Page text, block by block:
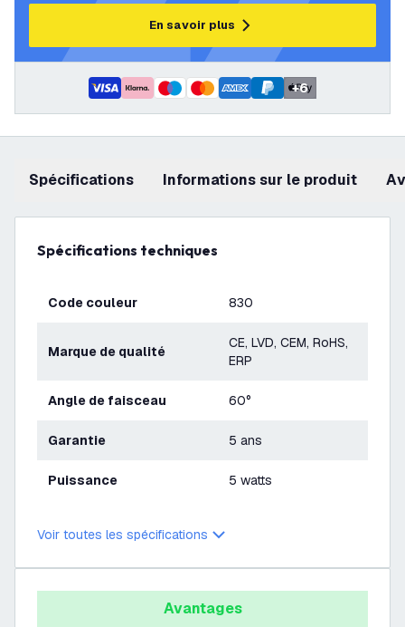
En savoir plus
+6
Spécifications Informations sur le produit
Spécifications techniques
Code couleur 830
Marque de qualité
CE, LVD, CEM, RoHS,
ERP
Angle de faisceau 60°
Garantie 5 ans
Puissance 5 watts
Voir toutes les spécifications
Avantages